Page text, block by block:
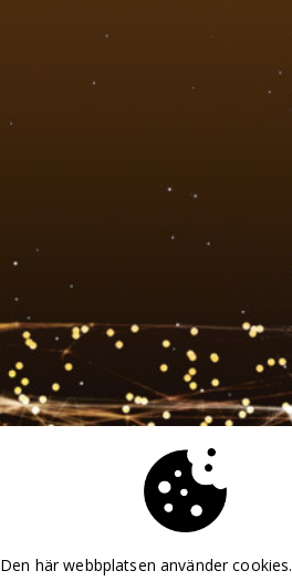
Den här webbplatsen använder cookies.